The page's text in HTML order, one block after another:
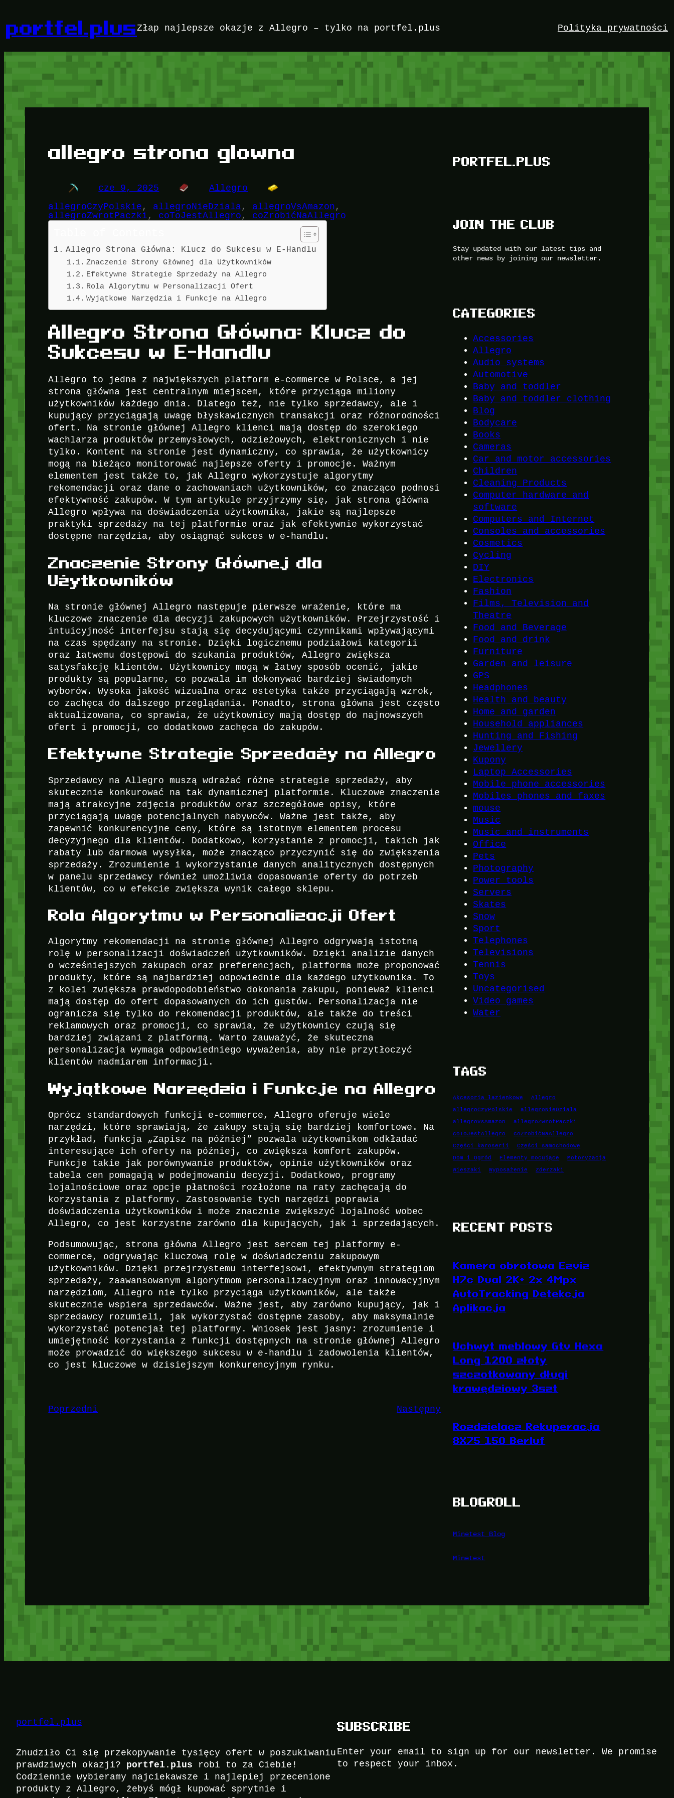
treści
portfel.plusZłap najlepsze okazje z Allegro – tylko na portfel.plus Polityka prywatności
allegro strona glowna
cze 9, 2025
Allegro
allegroCzyPolskie , allegroNieDziala, allegroVsAmazon
allegroZwrotPaczki , coToJestAllegro , coZrobićNaAllegro
Allegro Strona Główna: Klucz do Sukcesu w E-Handlu
Znaczenie Strony Głównej dla Użytkowników
Efektywne Strategie Sprzedaży na Allegro
Rola Algorytmu w Personalizacji Ofert
Wyjątkowe Narzędzia i Funkcje na Allegro
Allegro Strona Główna: Klucz do
Sukcesu w E-Handlu
Allegro to jedna z największych platform e-commerce w Polsce, a jej
strona główna jest centralnym miejscem, które przyciąga miliony
użytkowników każdego dnia. Dlatego też, nie tylko sprzedawcy, ale i
kupujący przyciągają uwagę błyskawicznych transakcji oraz różnorodności
ofert. Na stronie głównej Allegro klienci mają dostęp do szerokiego
wachlarza produktów przemysłowych, odzieżowych, elektronicznych i nie
tylko. Kontent na stronie jest dynamiczny, co sprawia, że użytkownicy
mogą na bieżąco monitorować najlepsze oferty i promocje. Ważnym
elementem jest także to, jak Allegro wykorzystuje algorytmy
rekomendacji oraz dane o zachowaniach użytkowników, co znacząco podnosi
efektywność zakupów. W tym artykule przyjrzymy się, jak strona główna
Allegro wpływa na doświadczenia użytkownika, jakie są najlepsze
praktyki sprzedaży na tej platformie oraz jak efektywnie wykorzystać
dostępne narzędzia, aby osiągnąć sukces w e-handlu.
Znaczenie Strony Głównej dla
Użytkowników
Na stronie głównej Allegro następuje pierwsze wrażenie, które ma
kluczowe znaczenie dla decyzji zakupowych użytkowników. Przejrzystość i
intuicyjność interfejsu stają się decydującymi czynnikami wpływającymi
na czas spędzany na stronie. Dzięki logicznemu podziałowi kategorii
oraz łatwemu dostępowi do szukania produktów, Allegro zwiększa
satysfakcję klientów. Użytkownicy mogą w łatwy sposób ocenić, jakie
produkty są popularne, co pozwala im dokonywać bardziej świadomych
wyborów. Wysoka jakość wizualna oraz estetyka także przyciągają wzrok,
co zachęca do dalszego przeglądania. Ponadto, strona główna jest często
aktualizowana, co sprawia, że użytkownicy mają dostęp do najnowszych
ofert i promocji, co dodatkowo zachęca do zakupów.
Efektywne Strategie Sprzedaży na Allegro
Sprzedawcy na Allegro muszą wdrażać różne strategie sprzedaży, aby
skutecznie konkurować na tak dynamicznej platformie. Kluczowe znaczenie
mają atrakcyjne zdjęcia produktów oraz szczegółowe opisy, które
przyciągają uwagę potencjalnych nabywców. Ważne jest także, aby
zapewnić konkurencyjne ceny, które są istotnym elementem procesu
decyzyjnego dla klientów. Dodatkowo, korzystanie z promocji, takich jak
rabaty lub darmowa wysyłka, może znacząco przyczynić się do zwiększenia
sprzedaży. Zrozumienie i wykorzystanie danych analitycznych dostępnych
w panelu sprzedawcy również umożliwia dopasowanie oferty do potrzeb
klientów, co w efekcie zwiększa wynik całego sklepu.
Rola Algorytmu w Personalizacji Ofert
Algorytmy rekomendacji na stronie głównej Allegro odgrywają istotną
rolę w personalizacji doświadczeń użytkowników. Dzięki analizie danych
o wcześniejszych zakupach oraz preferencjach, platforma może proponować
produkty, które są najbardziej odpowiednie dla każdego użytkownika. To
z kolei zwiększa prawdopodobieństwo dokonania zakupu, ponieważ klienci
mają dostęp do ofert dopasowanych do ich gustów. Personalizacja nie
ogranicza się tylko do rekomendacji produktów, ale także do treści
reklamowych oraz promocji, co sprawia, że użytkownicy czują się
bardziej związani z platformą. Warto zauważyć, że skuteczna
personalizacja wymaga odpowiedniego wyważenia, aby nie przytłoczyć
klientów nadmiarem informacji.
Wyjątkowe Narzędzia i Funkcje na Allegro
Oprócz standardowych funkcji e-commerce, Allegro oferuje wiele
narzędzi, które sprawiają, że zakupy stają się bardziej komfortowe. Na
przykład, funkcja „Zapisz na później” pozwala użytkownikom odkładać
interesujące ich oferty na później, co zwiększa komfort zakupów.
Funkcje takie jak porównywanie produktów, opinie użytkowników oraz
tabela cen pomagają w podejmowaniu decyzji. Dodatkowo, programy
lojalnościowe oraz opcje płatności rozłożone na raty zachęcają do
korzystania z platformy. Zastosowanie tych narzędzi poprawia
doświadczenia użytkowników i może znacznie zwiększyć lojalność wobec
Allegro, co jest korzystne zarówno dla kupujących, jak i sprzedających.
Podsumowując, strona główna Allegro jest sercem tej platformy e-
commerce, odgrywając kluczową rolę w doświadczeniu zakupowym
użytkowników. Dzięki przejrzystemu interfejsowi, efektywnym strategiom
sprzedaży, zaawansowanym algorytmom personalizacyjnym oraz innowacyjnym
narzędziom, Allegro nie tylko przyciąga użytkowników, ale także
skutecznie wspiera sprzedawców. Ważne jest, aby zarówno kupujący, jak i
sprzedawcy rozumieli, jak wykorzystać dostępne zasoby, aby maksymalnie
wykorzystać potencjał tej platformy. Wniosek jest jasny: zrozumienie i
umiejętność korzystania z funkcji dostępnych na stronie głównej Allegro
może prowadzić do większego sukcesu w e-handlu i zadowolenia klientów,
co jest kluczowe w dzisiejszym konkurencyjnym rynku.
Poprzedni Następny
PORTFEL.PLUS
JOIN THE CLUB
Stay updated with our latest tips and
other news by joining our newsletter.
CATEGORIES
Accessories
Allegro
Audio systems
Automotive
Baby and toddler
Baby and toddler clothing
Blog
Bodycare
Books
Cameras
Car and motor accessories
Children
Cleaning Products
Computer hardware and
software
Computers and Internet
Consoles and accessories
Cosmetics
Cycling
DIY
Electronics
Fashion
Films, Television and
Theatre
Food and Beverage
Food and drink
Furniture
Garden and leisure
GPS
Headphones
Health and beauty
Home and garden
Household appliances
Hunting and Fishing
Jewellery
Kupony
Laptop Accessories
Mobile phone accessories
Mobiles phones and faxes
mouse
Music
Music and instruments
Office
Pets
Photography
Power tools
Servers
Skates
Snow
Sport
Telephones
Televisions
Tennis
Toys
Uncategorised
Video games
Water
TAGS
Akcesoria łazienkowe
Allegro
allegroCzyPolskie
allegroNieDziala
allegroVsAmazon
allegroZwrotPaczki
coToJestAllegro
coZrobićNaAllegro
Części karoserii
Części samochodowe
Dom i Ogród
Elementy mocujące
Motoryzacja
Wieszaki
Wyposażenie Zderzaki
RECENT POSTS
Kamera obrotowa Ezviz
H7c Dual 2K+ 2x 4Mpx
AutoTracking Detekcja
Aplikacja
Uchwyt meblowy Gtv Hexa
Long 1200 złoty
szczotkowany długi
krawędziowy 3szt
Rozdzielacz Rekuperacja
8X75 150 Berluf
BLOGROLL
Minetest Blog
Minetest
portfel.plus
Znudziło Ci się przekopywanie tysięcy ofert w poszukiwaniu
prawdziwych okazji? portfel.plus robi to za Ciebie!
Codziennie wybieramy najciekawsze i najlepiej przecenione
produkty z Allegro, żebyś mógł kupować sprytnie i
SUBSCRIBE
Enter your email to sign up for our newsletter. We promise
to respect your inbox.